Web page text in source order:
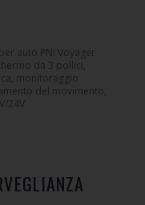
auto PNI Voyager
da 3 pollici,
monitoraggio
del movimento,
24V